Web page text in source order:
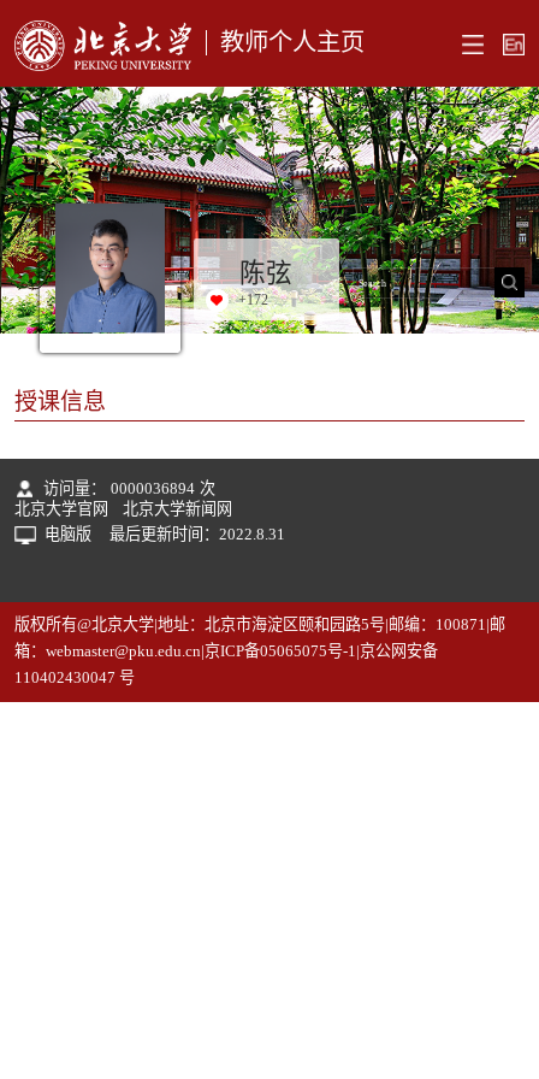
教师个人主页
陈弦
+172
授课信息
访问量： 0000036894 次
北京大学官网
北京大学新闻网
电脑版
最后更新时间： 2022.8.31
版权所有@北京大学|地址：北京市海淀区颐和园路5号|邮编：100871|邮
箱：webmaster@pku.edu.cn|京ICP备05065075号-1|京公网安备
110402430047 号